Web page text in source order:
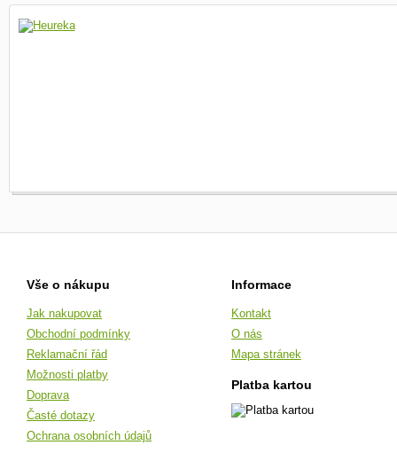
Vše o nákupu
Jak nakupovat
Obchodní podmínky
Reklamační řád
Možnosti platby
Doprava
Časté dotazy
Ochrana osobních údajů
Informace
Kontakt
O nás
Mapa stránek
Platba kartou